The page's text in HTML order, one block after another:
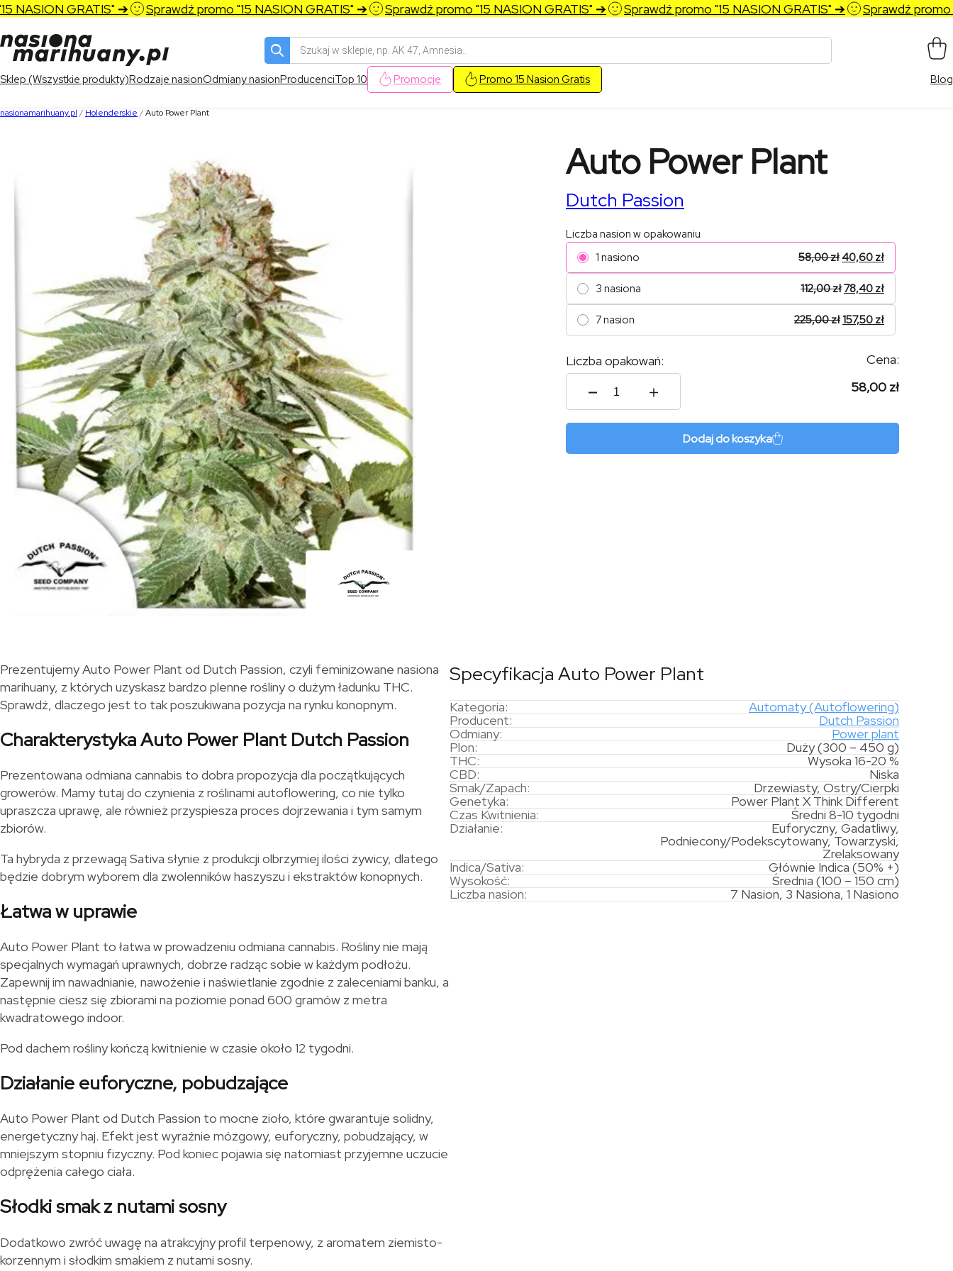
GRATIS" ➔ Sprawdź promo "15 NASION GRATIS" ➔ Sprawdź promo "15 NASION GRATIS" ➔ Sprawdź promo "15 NASION GRATIS" ➔ Sprawdź promo
Wyszukiwarka
produktów
Sklep (Wszystkie produkty)Rodzaje nasionOdmiany nasionProducenciTop 10 Promocje Promo 15 Nasion Gratis Blog
nasionamarihuany.pl / Holenderskie /Auto Power Plant
Auto Power Plant
Dutch Passion
Liczba nasion w opakowaniu
1 nasiono
58,00zł40,60 zł
3 nasiona 112,00zł78,40 zł
7 nasion 225,00zł157,50 zł
Liczba opakowań:
ilość
Auto
Power
Cena:
58,00 zł
Dodaj do koszyka
Specyfikacja Auto Power Plant
Kategoria:
Automaty (Autoflowering)
Producent:
Dutch Passion
Odmiany:
Power plant
Plon:
Duży (300 – 450 g)
THC:
Wysoka 16-20 %
CBD:
Niska
Smak/Zapach:
Drzewiasty, Ostry/Cierpki
Genetyka:
Power Plant X Think Different
Czas Kwitnienia:
Średni 8-10 tygodni
Działanie:
Euforyczny, Gadatliwy,
Podniecony/Podekscytowany, Towarzyski,
Zrelaksowany
Indica/Sativa:
Głównie Indica (50% +)
Wysokość:
Średnia (100 – 150 cm)
Liczba nasion:
7 Nasion, 3 Nasiona, 1 Nasiono
Prezentujemy Auto Power Plant od Dutch Passion, czyli feminizowane nasiona
marihuany, z których uzyskasz bardzo plenne rośliny o dużym ładunku THC.
Sprawdź, dlaczego jest to tak poszukiwana pozycja na rynku konopnym.
Charakterystyka Auto Power Plant Dutch Passion
Prezentowana odmiana cannabis to dobra propozycja dla początkujących
growerów. Mamy tutaj do czynienia z roślinami autoflowering, co nie tylko
upraszcza uprawę, ale również przyspiesza proces dojrzewania i tym samym
zbiorów.
Ta hybryda z przewagą Sativa słynie z produkcji olbrzymiej ilości żywicy, dlatego
będzie dobrym wyborem dla zwolenników haszyszu i ekstraktów konopnych.
Łatwa w uprawie
Auto Power Plant to łatwa w prowadzeniu odmiana cannabis. Rośliny nie mają
specjalnych wymagań uprawnych, dobrze radząc sobie w każdym podłożu.
Zapewnij im nawadnianie, nawożenie i naświetlanie zgodnie z zaleceniami banku, a
następnie ciesz się zbiorami na poziomie ponad 600 gramów z metra
kwadratowego indoor.
Pod dachem rośliny kończą kwitnienie w czasie około 12 tygodni.
Działanie euforyczne, pobudzające
Auto Power Plant od Dutch Passion to mocne zioło, które gwarantuje solidny,
energetyczny haj. Efekt jest wyraźnie mózgowy, euforyczny, pobudzający, w
mniejszym stopniu fizyczny. Pod koniec pojawia się natomiast przyjemne uczucie
odprężenia całego ciała.
Słodki smak z nutami sosny
Dodatkowo zwróć uwagę na atrakcyjny profil terpenowy, z aromatem ziemisto-
korzennym i słodkim smakiem z nutami sosny.